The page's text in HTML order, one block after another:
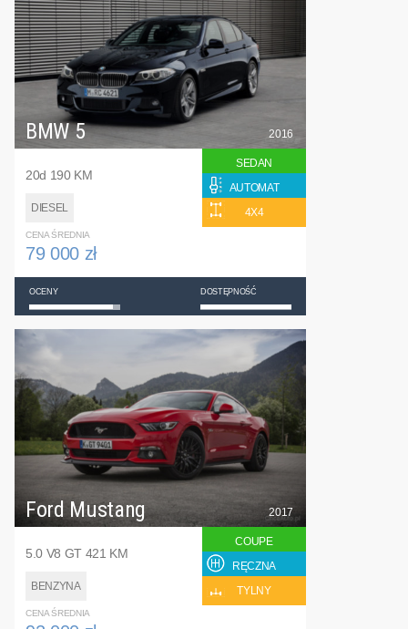
BMW 5
20d 190 KM
DIESEL
2016
SEDAN
AUTOMAT
4X4
CENA ŚREDNIA
79 000 zł
OCENY DOSTĘPNOŚĆ
Ford Mustang
5.0 V8 GT 421 KM
BENZYNA
2017
COUPE
RĘCZNA
TYLNY
CENA ŚREDNIA